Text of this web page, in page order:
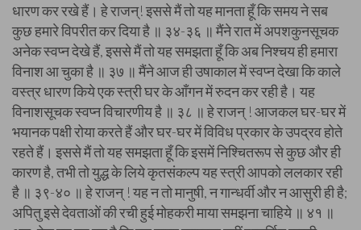
धारण कर रखे हैं। हे राजन्! इससे मैं तो यह मानता हूँ कि समय ने सब
कुछ हमारे विपरीत कर दिया है ॥ ३४-३६ ॥ मैंने रात में अपशकुनसूचक
अनेक स्वप्न देखे हैं, इससे मैं तो यह समझता हूँ कि अब निश्चय ही हमारा
विनाश आ चुका है ॥ ३७ ॥ मैंने आज ही उषाकाल में स्वप्न देखा कि काले
वस्त्र धारण किये एक स्त्री घर के आँगन में रुदन कर रही है। यह
विनाशसूचक स्वप्न विचारणीय है ॥ ३८ ॥ हे राजन् ! आजकल घर-घर में
भयानक पक्षी रोया करते हैं और घर-घर में विविध प्रकार के उपद्रव होते
रहते हैं। इससे मैं तो यह समझता हूँ कि इसमें निश्चितरूप से कुछ और ही
कारण है, तभी तो युद्ध के लिये कृतसंकल्प यह स्त्री आपको ललकार रही
है ॥ ३९-४० ॥ हे राजन् ! यह न तो मानुषी, न गान्धर्वी और न आसुरी ही है;
अपितु इसे देवताओं की रची हुई मोहकरी माया समझना चाहिये ॥ ४१ ॥